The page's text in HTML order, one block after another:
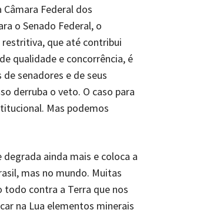
Federal dos
o Senado Federal, o
que até contribui
qualidade e concorrência, é
senadores e de seus
derruba o veto. O caso para
Mas podemos
ainda mais e coloca a
mas no mundo. Muitas
contra a Terra que nos
na Lua elementos minerais